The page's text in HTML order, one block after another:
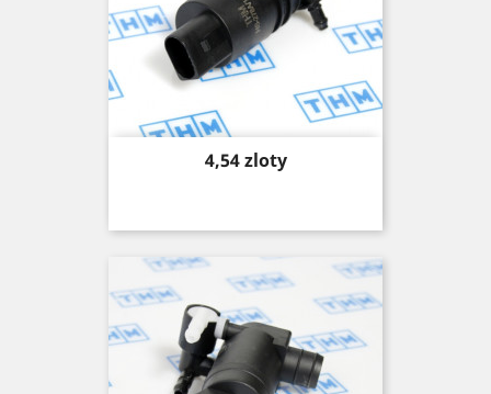
Price
4,54 zloty